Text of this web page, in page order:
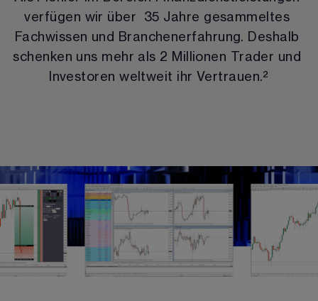
verfügen wir über 35 Jahre gesammeltes
Fachwissen und Branchenerfahrung. Deshalb
schenken uns mehr als 2 Millionen Trader und
Investoren weltweit ihr Vertrauen.²